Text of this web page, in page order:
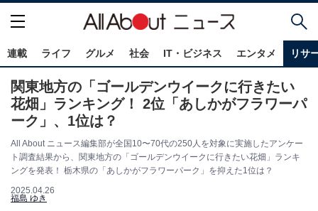
連載 ライフ グルメ 社会 IT・ビジネス エンタメ リサ
関東地方の「ゴールデンウイークに行きたい
花畑」ランキング！ 2位「あしかがフラワーパ
ーク」、1位は？
All About ニュース編集部が全国10〜70代の250人を対象に実施したアンケー
ト調査結果から、関東地方の「ゴールデンウイークに行きたい花畑」ランキ
ングを発表！ 栃木県の「あしかがフラワーパーク」を抑えた1位は？
2025.04.26
福島 ゆき